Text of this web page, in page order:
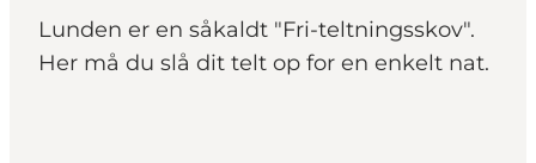
Book lokale oplevelser
Lunden er en såkaldt "Fri-teltningsskov".
Her må du slå dit telt op for en enkelt nat.